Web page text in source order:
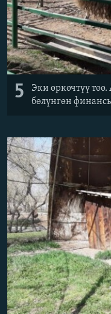
5
Эки өркөчтүү
бөлүнгөн